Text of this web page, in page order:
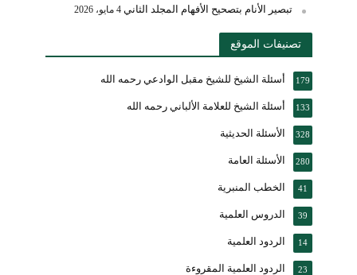
تبصير الأنام بتصحيح الأفهام المجلد الثاني 4 مايو، 2026
تصنيفات الموقع
أسئلة الشيخ للشيخ مقبل الوادعي رحمه الله 179
أسئلة الشيخ للعلامة الألباني رحمه الله 133
الأسئلة الحديثية 328
الأسئلة العامة 280
الخطب المنبرية 41
الدروس العلمية 39
الردود العلمية 14
الردود العلمية المقروءة 23